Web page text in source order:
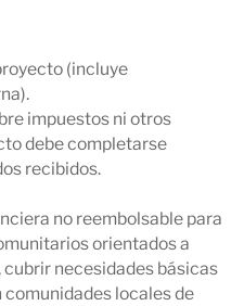
(incluye
impuestos ni otros
debe completarse
recibidos.
no reembolsable para
orientados a
necesidades básicas
comunidades locales de